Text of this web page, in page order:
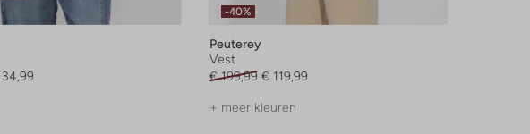
-40%
Peuterey
Vest
€ 199,99 € 119,99
+ meer kleuren